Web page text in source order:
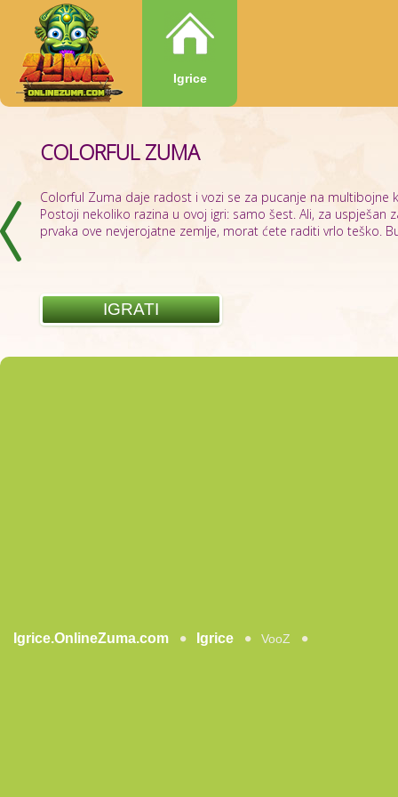
Igrice
COLORFUL ZUMA
Colorful Zuma daje radost i vozi se za pucanje na multibojne
Postoji nekoliko razina u ovoj igri: samo šest. Ali, za uspješan
prvaka ove nevjerojatne zemlje, morat ćete raditi vrlo teško.
IGRATI
ZUMA BOOM
IGRATI
Igrice.OnlineZuma.com Igrice VooZ